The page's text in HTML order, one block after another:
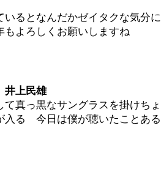
るとなんだかゼイタクな気
よろしくお願いしますね
井上民雄
真っ黒なサングラスを掛けち
る 今日は僕が聴いたことあ